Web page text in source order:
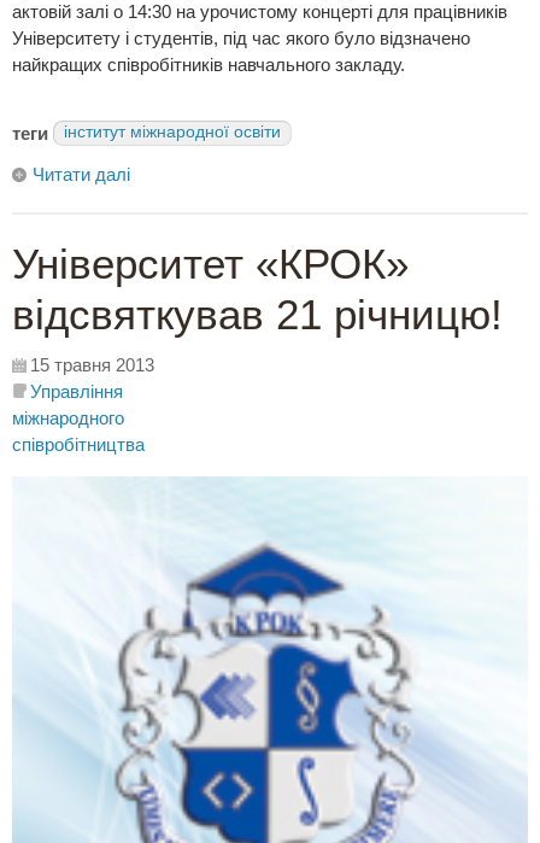
актовій залі о 14:30 на урочистому концерті для працівників
Університету і студентів, під час якого було відзначено
найкращих співробітників навчального закладу.
теги інститут міжнародної освіти
Читати далі
Університет «КРОК»
відсвяткував 21 річницю!
15 травня 2013
Управління
міжнародного
співробітництва